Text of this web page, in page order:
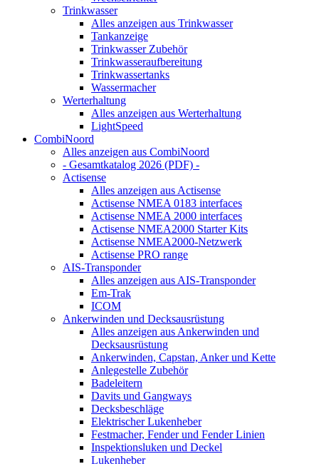
Trinkwasser
Alles anzeigen aus Trinkwasser
Tankanzeige
Trinkwasser Zubehör
Trinkwasseraufbereitung
Trinkwassertanks
Wassermacher
Werterhaltung
Alles anzeigen aus Werterhaltung
LightSpeed
CombiNoord
Alles anzeigen aus CombiNoord
- Gesamtkatalog 2026 (PDF) -
Actisense
Alles anzeigen aus Actisense
Actisense NMEA 0183 interfaces
Actisense NMEA 2000 interfaces
Actisense NMEA2000 Starter Kits
Actisense NMEA2000-Netzwerk
Actisense PRO range
AIS-Transponder
Alles anzeigen aus AIS-Transponder
Em-Trak
ICOM
Ankerwinden und Decksausrüstung
Alles anzeigen aus Ankerwinden und
Decksausrüstung
Ankerwinden, Capstan, Anker und Kette
Anlegestelle Zubehör
Badeleitern
Davits und Gangways
Decksbeschläge
Elektrischer Lukenheber
Festmacher, Fender und Fender Linien
Inspektionsluken und Deckel
Lukenheber